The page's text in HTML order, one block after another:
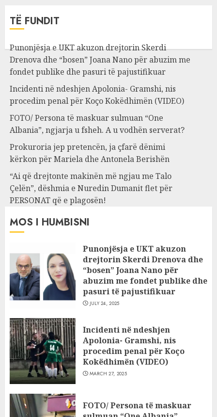
TË FUNDIT
Punonjësja e UKT akuzon drejtorin Skerdi
Drenova dhe “bosen” Joana Nano për abuzim me
fondet publike dhe pasuri të pajustifikuar
Incidenti në ndeshjen Apolonia- Gramshi, nis
procedim penal për Koço Kokëdhimën (VIDEO)
FOTO/ Persona të maskuar sulmuan “One
Albania”, ngjarja u fsheh. A u vodhën serverat?
Prokuroria jep pretencën, ja çfarë dënimi
kërkon për Mariela dhe Antonela Berishën
“Ai që drejtonte makinën më ngjau me Talo
Çelën”, dëshmia e Nuredin Dumanit flet për
PERSONAT që e plagosën!
MOS I HUMBISNI
Punonjësja e UKT akuzon
drejtorin Skerdi Drenova dhe
“bosen” Joana Nano për
abuzim me fondet publike dhe
pasuri të pajustifikuar
JULY 24, 2025
Incidenti në ndeshjen
Apolonia- Gramshi, nis
procedim penal për Koço
Kokëdhimën (VIDEO)
MARCH 27, 2025
FOTO/ Persona të maskuar